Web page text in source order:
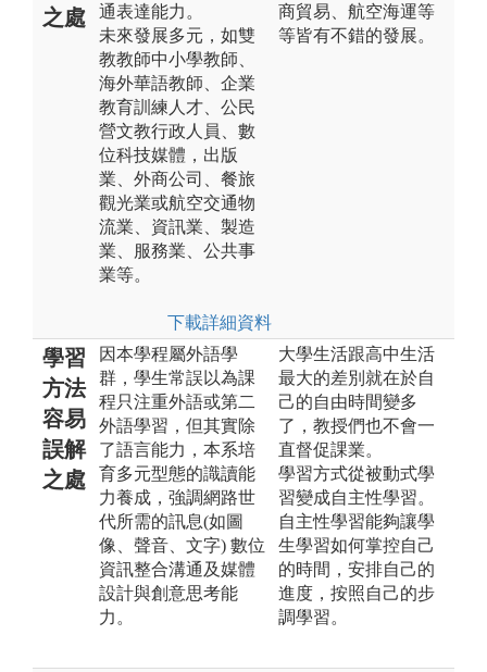
之處
通表達能力。
未來發展多元，如雙
教教師中小學教師、
海外華語教師、企業
教育訓練人才、公民
營文教行政人員、數
位科技媒體，出版
業、外商公司、餐旅
觀光業或航空交通物
流業、資訊業、製造
業、服務業、公共事
業等。
下載詳細資料
商貿易、航空海運等
等皆有不錯的發展。
學習
方法
容易
誤解
之處
因本學程屬外語學
群，學生常誤以為課
程只注重外語或第二
外語學習，但其實除
了語言能力，本系培
育多元型態的識讀能
力養成，強調網路世
代所需的訊息(如圖
像、聲音、文字) 數位
資訊整合溝通及媒體
設計與創意思考能
力。
大學生活跟高中生活
最大的差別就在於自
己的自由時間變多
了，教授們也不會一
直督促課業。
學習方式從被動式學
習變成自主性學習。
自主性學習能夠讓學
生學習如何掌控自己
的時間，安排自己的
進度，按照自己的步
調學習。